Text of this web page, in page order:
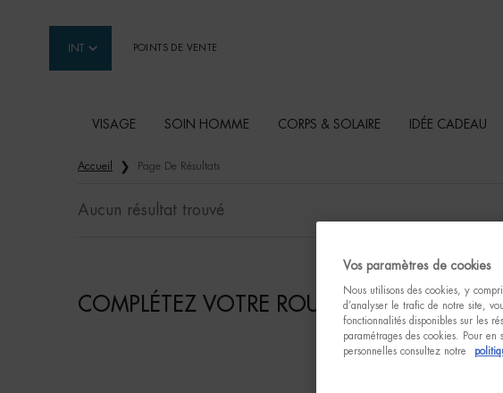
INT POINTS DE VENTE
VISAGE SOIN HOMME CORPS & SOLAIRE IDÉE CADEAU
Accueil
Page De Résultats
Aucun résultat trouvé
COMPLÉTEZ VOTRE ROUTINE
Vos paramètres de cookies
Nous utilisons des cookies, y
d’analyser le trafic de notre site,
fonctionnalités disponibles sur les
paramétrages des cookies. Pour en
personnelles consultez notre